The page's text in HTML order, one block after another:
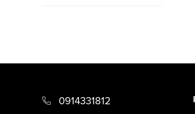
e
0914331812